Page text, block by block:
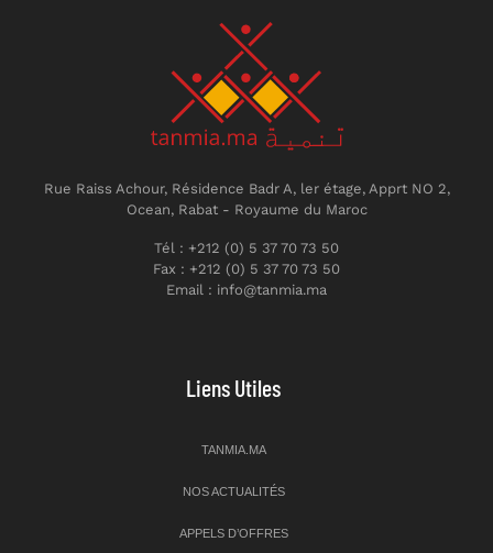
Rue Raiss Achour, Résidence Badr A, ler étage, Apprt NO 2,
Ocean, Rabat - Royaume du Maroc
Tél : +212 (0) 5 37 70 73 50
Fax : +212 (0) 5 37 70 73 50
Email : info@tanmia.ma
Liens Utiles
TANMIA.MA
NOS ACTUALITÉS
APPELS D’OFFRES